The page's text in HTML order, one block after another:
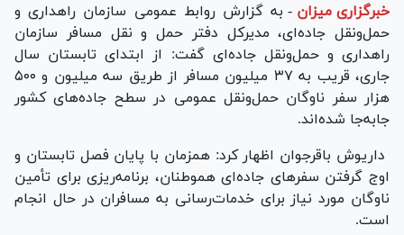
خبرگزاری میزان - به گزارش روابط عمومی سازمان راهداری و
حمل‌ونقل جاده‌ای، مدیرکل دفتر حمل و نقل مسافر سازمان
راهداری و حمل‌ونقل جاده‌ای گفت: از ابتدای تابستان سال
جاری، قریب به ۳۷ میلیون مسافر از طریق سه میلیون و ۵۰۰
هزار سفر ناوگان حمل‌ونقل عمومی در سطح جاده‌های کشور
جابه‌جا شده‌اند.
داریوش باقرجوان اظهار کرد: همزمان با پایان فصل تابستان و
اوج گرفتن سفر‌های جاده‌ای هموطنان، برنامه‌ریزی برای تأمین
ناوگان مورد نیاز برای خدمات‌رسانی به مسافران در حال انجام
است.